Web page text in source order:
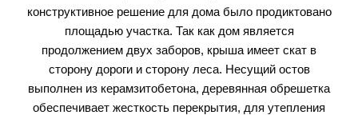
конструктивное решение для дома было продиктовано
площадью участка. Так как дом является
продолжением двух заборов, крыша имеет скат в
сторону дороги и сторону леса. Несущий остов
выполнен из керамзитобетона, деревянная обрешетка
обеспечивает жесткость перекрытия, для утепления